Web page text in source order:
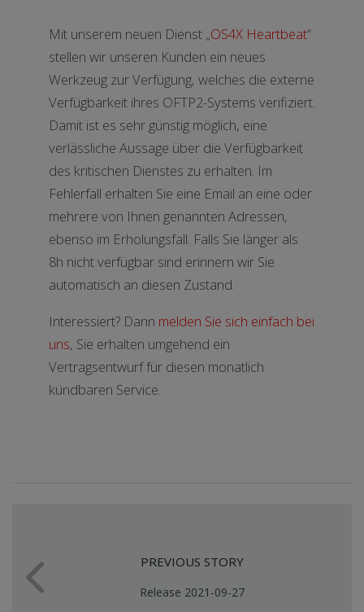
Mit unserem neuen Dienst „OS4X Heartbeat“
stellen wir unseren Kunden ein neues
Werkzeug zur Verfügung, welches die externe
Verfügbarkeit ihres OFTP2-Systems verifiziert.
Damit ist es sehr günstig möglich, eine
verlässliche Aussage über die Verfügbarkeit
des kritischen Dienstes zu erhalten. Im
Fehlerfall erhalten Sie eine Email an eine oder
mehrere von Ihnen genannten Adressen,
ebenso im Erholungsfall. Falls Sie länger als
8h nicht verfügbar sind erinnern wir Sie
automatisch an diesen Zustand.
Interessiert? Dann melden Sie sich einfach bei
uns, Sie erhalten umgehend ein
Vertragsentwurf für diesen monatlich
kündbaren Service.
PREVIOUS STORY
Release 2021-09-27